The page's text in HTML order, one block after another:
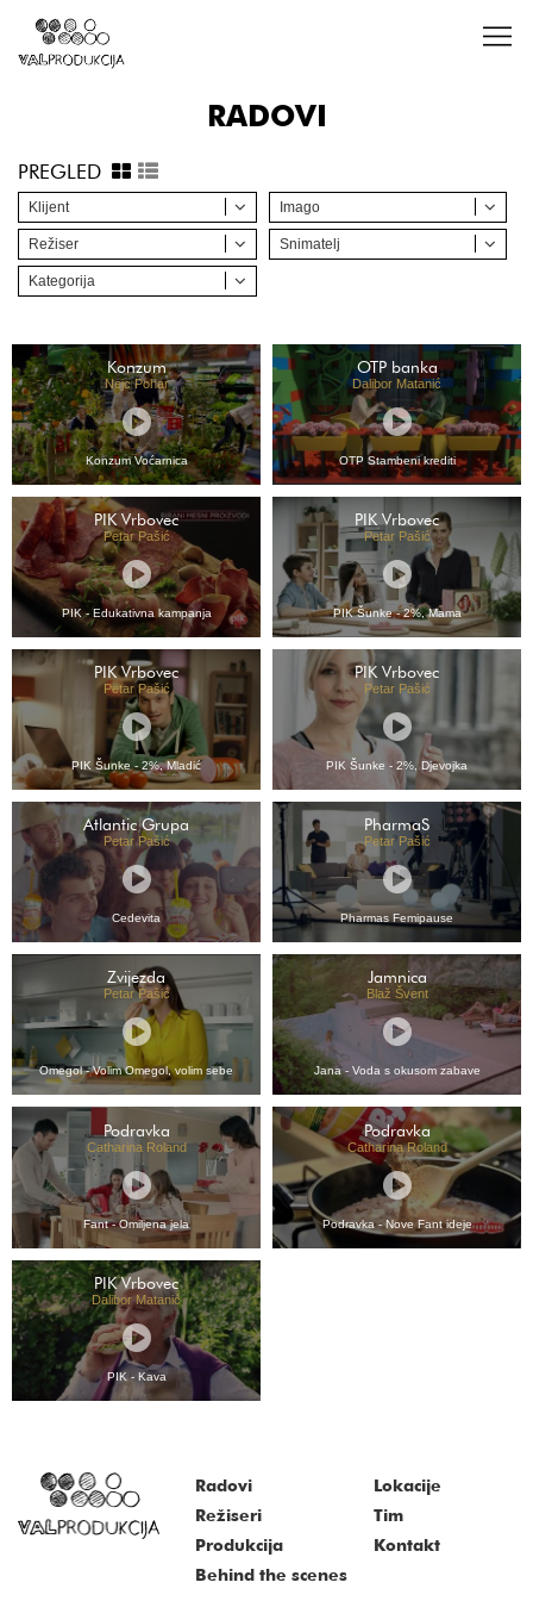
RADOVI
PREGLED
Klijent Imago
Režiser Snimatelj
Kategorija
Konzum
Nejc Pohar
Konzum Voćarnica
OTP banka
Dalibor Matanić
OTP Stambeni krediti
PIK Vrbovec
Petar Pašić
PIK - Edukativna kampanja
PIK Vrbovec
Petar Pašić
PIK Šunke - 2%, Mama
PIK Vrbovec
Petar Pašić
PIK Šunke - 2%, Mladić
PIK Vrbovec
Petar Pašić
PIK Šunke - 2%, Djevojka
Atlantic Grupa
Petar Pašić
Cedevita
PharmaS
Petar Pašić
Pharmas Femipause
Zvijezda
Petar Pašić
Omegol - Volim Omegol, volim sebe
Jamnica
Blaž Švent
Jana - Voda s okusom zabave
Podravka
Catharina Roland
Fant - Omiljena jela
Podravka
Catharina Roland
Podravka - Nove Fant ideje
PIK Vrbovec
Dalibor Matanić
PIK - Kava
Radovi
Režiseri
Produkcija
Lokacije
Tim
Kontakt
Behind the scenes